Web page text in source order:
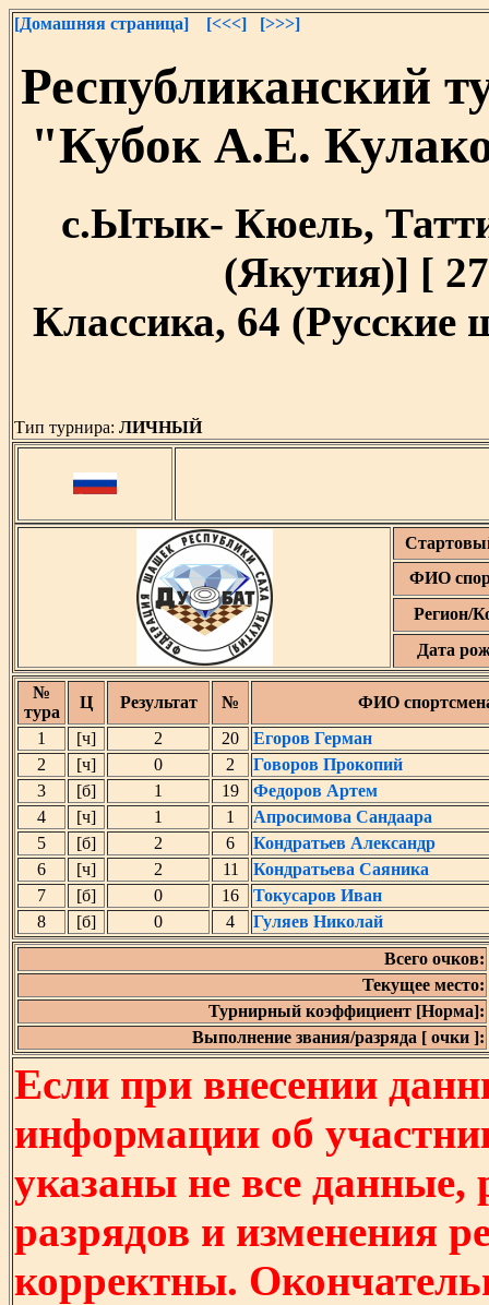
[Домашняя страница] [<<<] [>>>]
Республиканский
"Кубок А.Е.
с.Ытык- Кюель,
(Якутия)] [
Классика, 64
Тип турнира: ЛИЧНЫЙ
ФИО
Регион/
Дата
№
тура
Ц Результат №
ФИО
1
[ч] 2 20
Егоров Герман
2
[ч] 0 2
Говоров Прокопий
3
[б] 1 19
Федоров Артем
4
[ч] 1 1
Апросимова Сандаара
5
[б] 2 6
Кондратьев Александр
6
[ч] 2 11
Кондратьева Саяника
7
[б] 0 16
Токусаров Иван
8
[б] 0 4
Гуляев Николай
Всего очков:
Текущее место:
Турнирный коэффициент [Норма]:
Выполнение звания/разряда [ очки ]:
Если при внесении
информации об
указаны не все
разрядов и изменения
корректны.